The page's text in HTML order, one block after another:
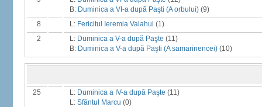
B: Duminica a VI-a după Paşti (A orbului) (9)
8
L: Fericitul Ieremia Valahul (1)
2
L: Duminica a V-a după Paşte (11)
B: Duminica a V-a după Paşti (A samarinencei) (10)
25 L: Duminica a IV-a după Paşte (11)
L: Sfântul Marcu (0)